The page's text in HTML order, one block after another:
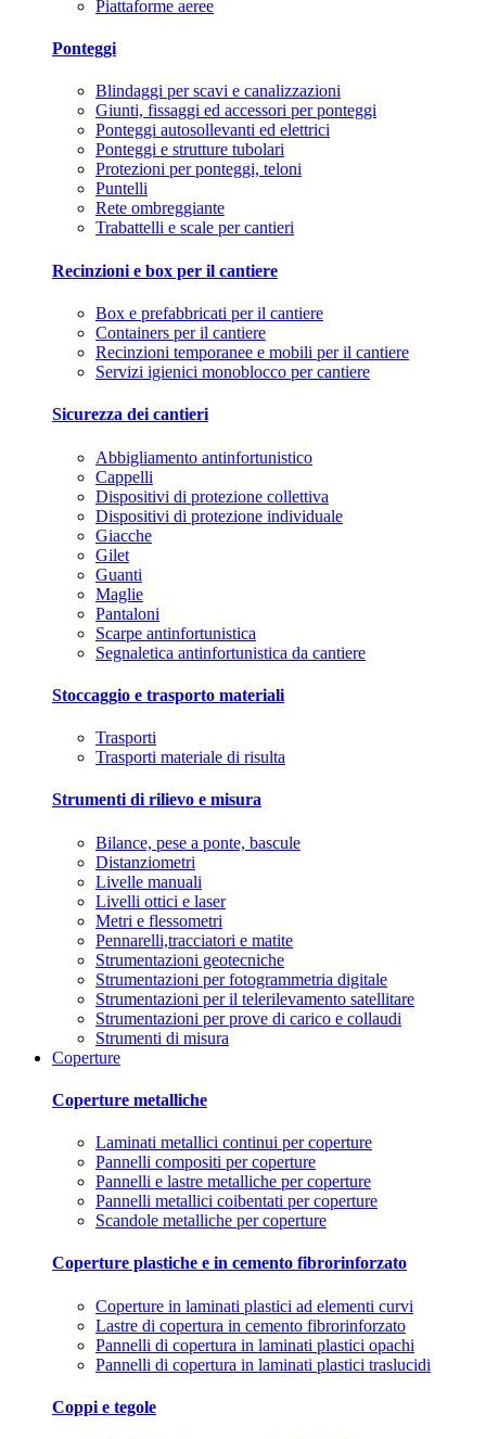
Piattaforme aeree
Ponteggi
Blindaggi per scavi e canalizzazioni
Giunti, fissaggi ed accessori per ponteggi
Ponteggi autosollevanti ed elettrici
Ponteggi e strutture tubolari
Protezioni per ponteggi, teloni
Puntelli
Rete ombreggiante
Trabattelli e scale per cantieri
Recinzioni e box per il cantiere
Box e prefabbricati per il cantiere
Containers per il cantiere
Recinzioni temporanee e mobili per il cantiere
Servizi igienici monoblocco per cantiere
Sicurezza dei cantieri
Abbigliamento antinfortunistico
Cappelli
Dispositivi di protezione collettiva
Dispositivi di protezione individuale
Giacche
Gilet
Guanti
Maglie
Pantaloni
Scarpe antinfortunistica
Segnaletica antinfortunistica da cantiere
Stoccaggio e trasporto materiali
Trasporti
Trasporti materiale di risulta
Strumenti di rilievo e misura
Bilance, pese a ponte, bascule
Distanziometri
Livelle manuali
Livelli ottici e laser
Metri e flessometri
Pennarelli,tracciatori e matite
Strumentazioni geotecniche
Strumentazioni per fotogrammetria digitale
Strumentazioni per il telerilevamento satellitare
Strumentazioni per prove di carico e collaudi
Strumenti di misura
Coperture
Coperture metalliche
Laminati metallici continui per coperture
Pannelli compositi per coperture
Pannelli e lastre metalliche per coperture
Pannelli metallici coibentati per coperture
Scandole metalliche per coperture
Coperture plastiche e in cemento fibrorinforzato
Coperture in laminati plastici ad elementi curvi
Lastre di copertura in cemento fibrorinforzato
Pannelli di copertura in laminati plastici opachi
Pannelli di copertura in laminati plastici traslucidi
Coppi e tegole